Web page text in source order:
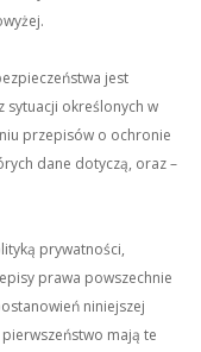
jest
sytuacji określonych w
przepisów o ochronie
dane dotyczą, oraz –
prywatności,
prawa powszechnie
niniejszej
mają te